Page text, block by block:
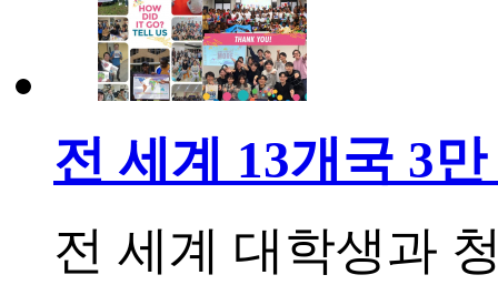
전 세계 13개국 3
전 세계 대학생과